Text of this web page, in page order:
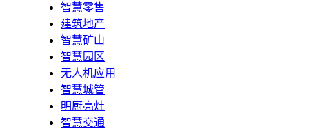
智慧零售
建筑地产
智慧矿山
智慧园区
无人机应用
智慧城管
明厨亮灶
智慧交通